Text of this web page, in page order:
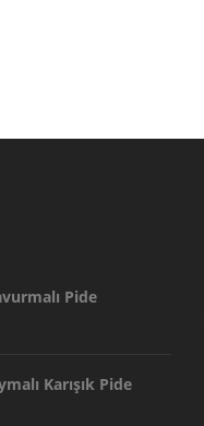
Pide
Karışık Pide